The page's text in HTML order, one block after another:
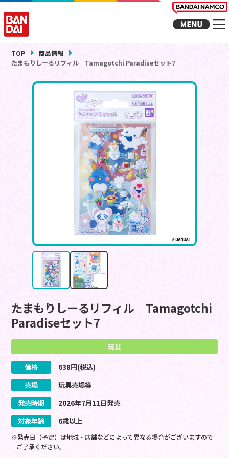
TOP
商品情報
たまもりしーるリフィル Tamagotchi Paradiseセット7
たまもりしーるリフィル Tamagotchi
Paradiseセット7
玩具
価格 638円(税込)
売場
玩具売場等
発売時期
2026年7月11日発売
対象年齢
6歳以上
※発売日（予定）は地域・店舗などによって異なる場合がございますので
ご了承ください。